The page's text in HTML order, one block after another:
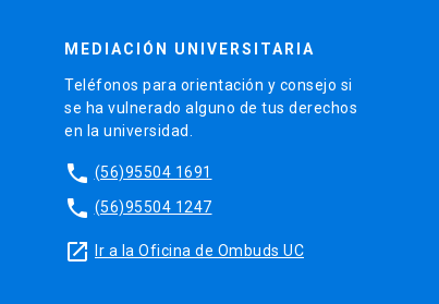
MEDIACIÓN UNIVERSITARIA
Teléfonos para orientación y consejo si
se ha vulnerado alguno de tus derechos
en la universidad.
phone (56)95504 1691
phone (56)95504 1247
launch Ir a la Oficina de Ombuds UC